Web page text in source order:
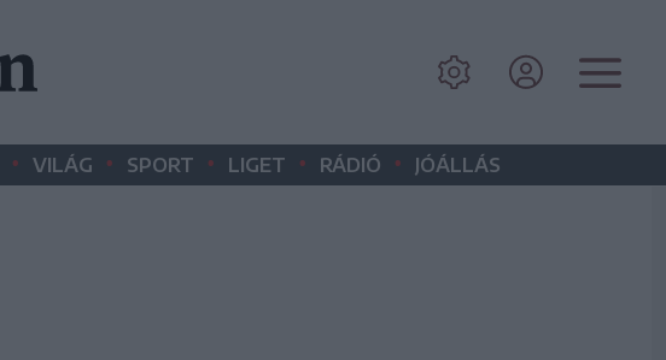
• VILÁG • SPORT • LIGET • RÁDIÓ • JÓÁLLÁS